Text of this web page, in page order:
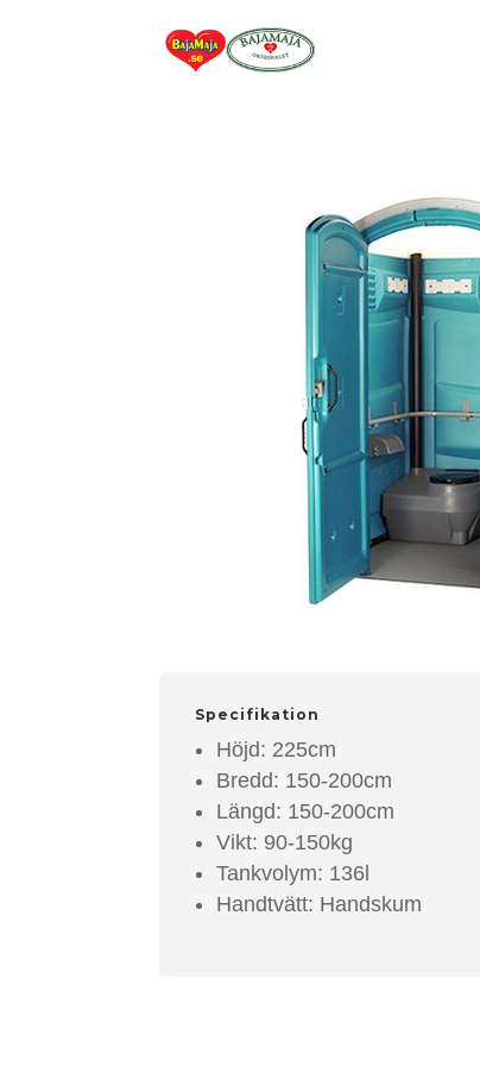
Specifikation
Höjd: 225cm
Bredd: 150-200cm
Längd: 150-200cm
Vikt: 90-150kg
Tankvolym: 136l
Handtvätt: Handskum